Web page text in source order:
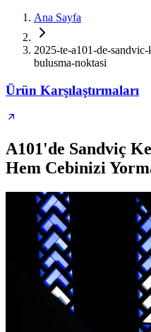
Ana Sayfa
2025-te-a101-de-
bulusma-noktasi
Ürün Karşılaştırmaları
A101'de Sandviç
Hem Cebinizi